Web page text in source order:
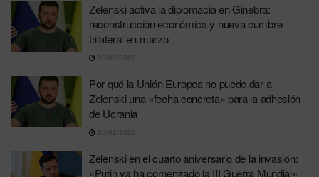
Zelenski activa la diplomacia en Ginebra:
reconstrucción económica y nueva cumbre
trilateral en marzo
25/02/2026
Por qué la Unión Europea no puede dar a
Zelenski una «fecha concreta» para la adhesión
de Ucrania
25/02/2026
Zelenski en el cuarto aniversario de la invasión:
«Putin ya ha comenzado la III Guerra Mundial»